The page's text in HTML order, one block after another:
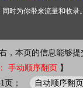
时为你带来流量和收录
，本页的信息能够提
手动顺序翻页 】
页；
自动顺序翻页